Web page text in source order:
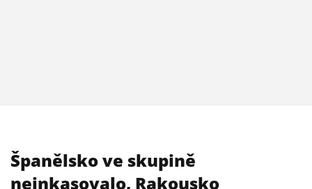
Španělsko ve skupině
neinkasovalo, Rakousko